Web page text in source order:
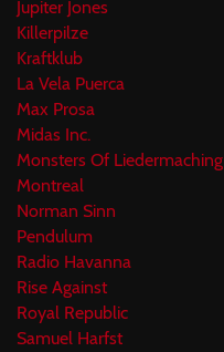
Jupiter Jones
Killerpilze
Kraftklub
La Vela Puerca
Max Prosa
Midas Inc.
Monsters Of Liedermaching
Montreal
Norman Sinn
Pendulum
Radio Havanna
Rise Against
Royal Republic
Samuel Harfst